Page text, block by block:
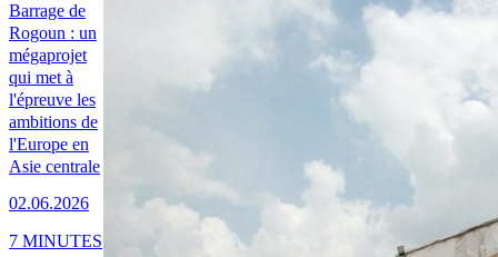
Barrage de
Rogoun : un
mégaprojet
qui met à
l'épreuve les
ambitions de
l'Europe en
Asie centrale
02.06.2026
7 MINUTES